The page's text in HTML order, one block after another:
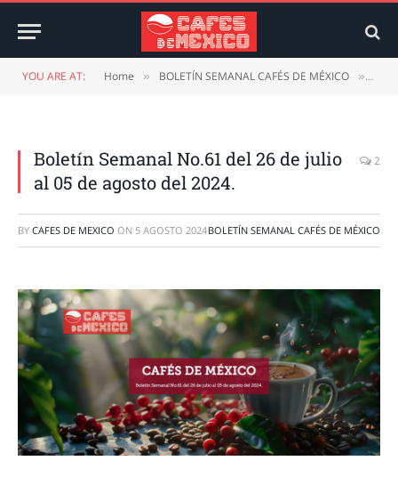
YOU ARE AT: Home » BOLETÍN SEMANAL CAFÉS DE MÉXICO »
Boletín Semanal No.61 del 26 de julio
al 05 de agosto del 2024.
2
BY CAFES DE MEXICO ON 5 AGOSTO 2024BOLETÍN SEMANAL CAFÉS DE MÉXICO